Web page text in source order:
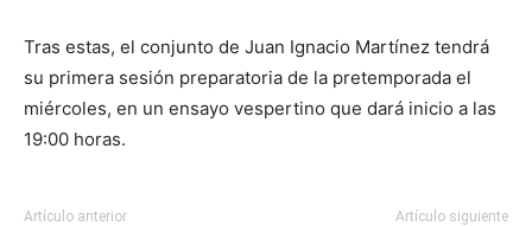
Tras estas, el conjunto de Juan Ignacio Martínez tendrá
su primera sesión preparatoria de la pretemporada el
miércoles, en un ensayo vespertino que dará inicio a las
19:00 horas.
Artículo anterior Artículo siguiente